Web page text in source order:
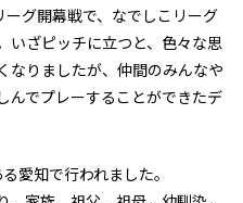
グ開幕戦で、なでしこリーグ
いざピッチに立つと、色々な思
なりましたが、仲間のみんなや
んでプレーすることができたデ
愛知で行われました。